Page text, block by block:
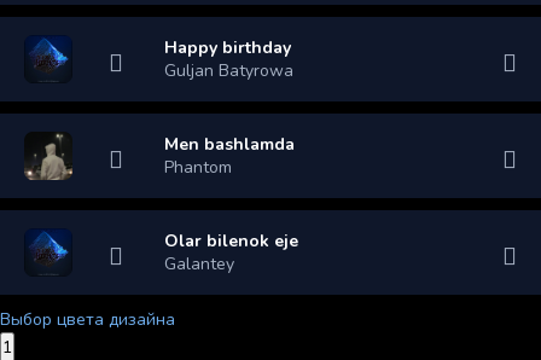
Happy birthday
Guljan Batyrowa
Men bashlamda
Phantom
Olar bilenok eje
Galantey
Выбор цвета дизайна
1